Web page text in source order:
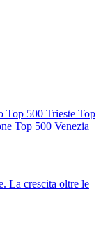
Top 500 Trieste Top
Top 500 Venezia
La crescita oltre le